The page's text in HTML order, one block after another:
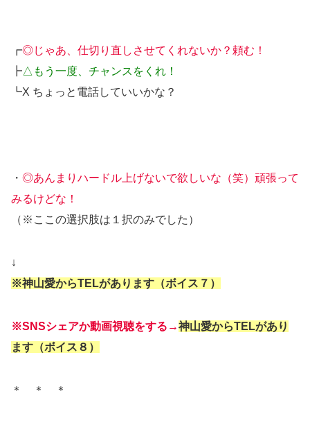
┏◎じゃあ、仕切り直しさせてくれないか？頼む！
┣△もう一度、チャンスをくれ！
┗X ちょっと電話していいかな？
・ ◎あんまりハードル上げないで欲しいな（笑）頑張って
みるけどな！
（※ここの選択肢は１択のみでした）
↓
※神山愛からTELがあります（ボイス７）
※SNSシェアか動画視聴をする→神山愛からTELがあり
ます（ボイス８）
＊ ＊ ＊